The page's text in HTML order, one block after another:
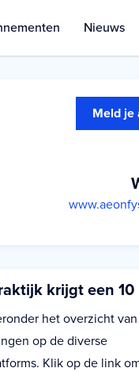
Nieuws
Meld je
krijgt een 10
het overzicht
op de diverse
Klik op de link